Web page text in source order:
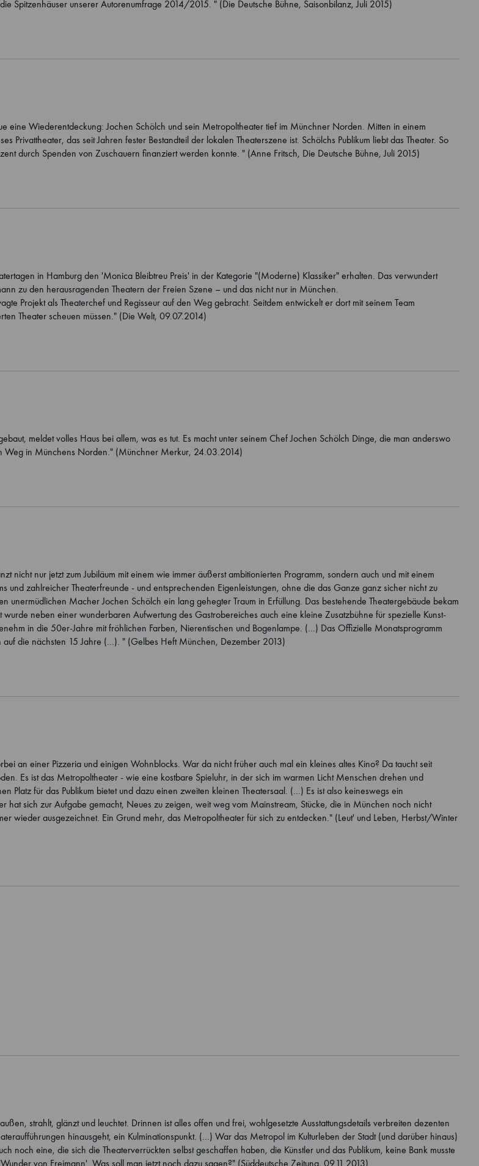
Spitzenhäuser unserer Autorenumfrage 2014/2015. " (Die Deutsche Bühne, Saisonbilanz, Juli 2015)
eine Wiederentdeckung: Jochen Schölch und sein Metropoltheater tief im Münchner Norden. Mitten in einem
Privattheater, das seit Jahren fester Bestandteil der lokalen Theaterszene ist. Schölchs Publikum liebt das Theater. So
durch Spenden von Zuschauern finanziert werden konnte. " (Anne Fritsch, Die Deutsche Bühne, Juli 2015)
in Hamburg den 'Monica Bleibtreu Preis' in der Kategorie "(Moderne) Klassiker" erhalten. Das verwundert
zu den herausragenden Theatern der Freien Szene – und das nicht nur in München.
Projekt als Theaterchef und Regisseur auf den Weg gebracht. Seitdem entwickelt er dort mit seinem Team
Theater scheuen müssen." (Die Welt, 09.07.2014)
meldet volles Haus bei allem, was es tut. Es macht unter seinem Chef Jochen Schölch Dinge, die man anderswo
Weg in Münchens Norden." (Münchner Merkur, 24.03.2014)
nur jetzt zum Jubiläum mit einem wie immer äußerst ambitionierten Programm, sondern auch und mit einem
und zahlreicher Theaterfreunde - und entsprechenden Eigenleistungen, ohne die das Ganze ganz sicher nicht zu
unermüdlichen Macher Jochen Schölch ein lang gehegter Traum in Erfüllung. Das bestehende Theatergebäude bekam
neben einer wunderbaren Aufwertung des Gastrobereiches auch eine kleine Zusatzbühne für spezielle Kunst-
in die 50er-Jahre mit fröhlichen Farben, Nierentischen und Bogenlampe. (...) Das Offizielle Monatsprogramm
die nächsten 15 Jahre (...). " (Gelbes Heft München, Dezember 2013)
an einer Pizzeria und einigen Wohnblocks. War da nicht früher auch mal ein kleines altes Kino? Da taucht seit
Es ist das Metropoltheater - wie eine kostbare Spieluhr, in der sich im warmen Licht Menschen drehen und
Platz für das Publikum bietet und dazu einen zweiten kleinen Theatersaal. (...) Es ist also keineswegs ein
hat sich zur Aufgabe gemacht, Neues zu zeigen, weit weg vom Mainstream, Stücke, die in München noch nicht
wieder ausgezeichnet. Ein Grund mehr, das Metropoltheater für sich zu entdecken." (Leut' und Leben, Herbst/Winter
strahlt, glänzt und leuchtet. Drinnen ist alles offen und frei, wohlgesetzte Ausstattungsdetails verbreiten dezenten
hinausgeht, ein Kulminationspunkt. (…) War das Metropol im Kulturleben der Stadt (und darüber hinaus)
noch eine, die sich die Theaterverrückten selbst geschaffen haben, die Künstler und das Publikum, keine Bank musste
von Freimann'. Was soll man jetzt noch dazu sagen?" (Süddeutsche Zeitung, 09.11.2013)